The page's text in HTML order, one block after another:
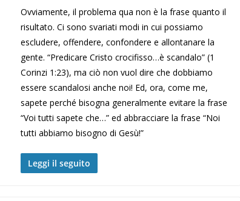
Ovviamente, il problema qua non è la frase quanto il
risultato. Ci sono svariati modi in cui possiamo
escludere, offendere, confondere e allontanare la
gente. “Predicare Cristo crocifisso…è scandalo” (1
Corinzi 1:23), ma ciò non vuol dire che dobbiamo
essere scandalosi anche noi! Ed, ora, come me,
sapete perché bisogna generalmente evitare la frase
“Voi tutti sapete che…” ed abbracciare la frase “Noi
tutti abbiamo bisogno di Gesù!”
Leggi il seguito